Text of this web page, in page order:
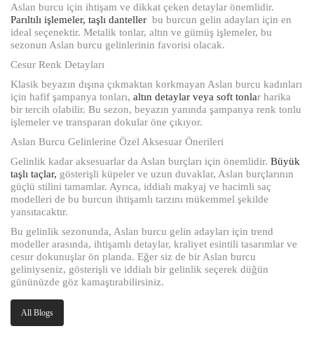
Aslan burcu için ihtişam ve dikkat çeken detaylar önemlidir.
Parıltılı işlemeler, taşlı danteller bu burcun gelin adayları için en
ideal seçenektir. Metalik tonlar, altın ve gümüş işlemeler, bu
sezonun Aslan burcu gelinlerinin favorisi olacak.
Cesur Renk Detayları
Klasik beyazın dışına çıkmaktan korkmayan Aslan burcu kadınları
için hafif şampanya tonları, altın detaylar veya soft tonlar harika
bir tercih olabilir. Bu sezon, beyazın yanında şampanya renk tonlu
işlemeler ve transparan dokular öne çıkıyor.
Aslan Burcu Gelinlerine Özel Aksesuar Önerileri
Gelinlik kadar aksesuarlar da Aslan burçları için önemlidir. Büyük
taşlı taçlar, gösterişli küpeler ve uzun duvaklar, Aslan burçlarının
güçlü stilini tamamlar. Ayrıca, iddialı makyaj ve hacimli saç
modelleri de bu burcun ihtişamlı tarzını mükemmel şekilde
yansıtacaktır.
Bu gelinlik sezonunda, Aslan burcu gelin adayları için trend
modeller arasında, ihtişamlı detaylar, kraliyet esintili tasarımlar ve
cesur dokunuşlar ön planda. Eğer siz de bir Aslan burcu
geliniyseniz, gösterişli ve iddialı bir gelinlik seçerek düğün
gününüzde göz kamaştırabilirsiniz.
All Blogs